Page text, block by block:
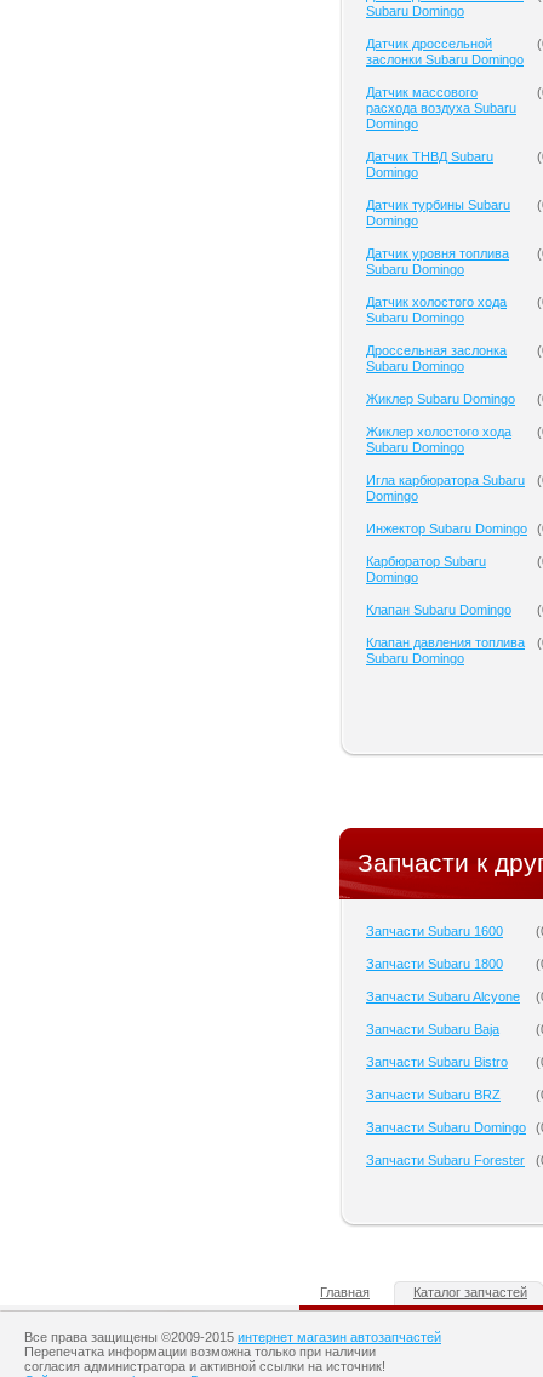
Subaru Domingo
Датчик дроссельной
заслонки Subaru Domingo
(
Датчик массового
расхода воздуха Subaru
Domingo
(
Датчик ТНВД Subaru
Domingo
(
Датчик турбины Subaru
Domingo
(
Датчик уровня топлива
Subaru Domingo
(
Датчик холостого хода
Subaru Domingo
(
Дроссельная заслонка
Subaru Domingo
(
Жиклер Subaru Domingo (
Жиклер холостого хода
Subaru Domingo
(
Игла карбюратора Subaru
Domingo
(
Инжектор Subaru Domingo (
Карбюратор Subaru
Domingo
(
Клапан Subaru Domingo (
Клапан давления топлива
Subaru Domingo
(
Запчасти к
Запчасти Subaru 1600 (
Запчасти Subaru 1800 (
Запчасти Subaru Alcyone (
Запчасти Subaru Baja (
Запчасти Subaru Bistro (
Запчасти Subaru BRZ (
Запчасти Subaru Domingo (
Запчасти Subaru Forester (
Главная Каталог запчастей
Все права защищены ©2009-2015 интернет магазин автозапчастей
Перепечатка информации возможна только при наличии
согласия администратора и активной ссылки на источник!